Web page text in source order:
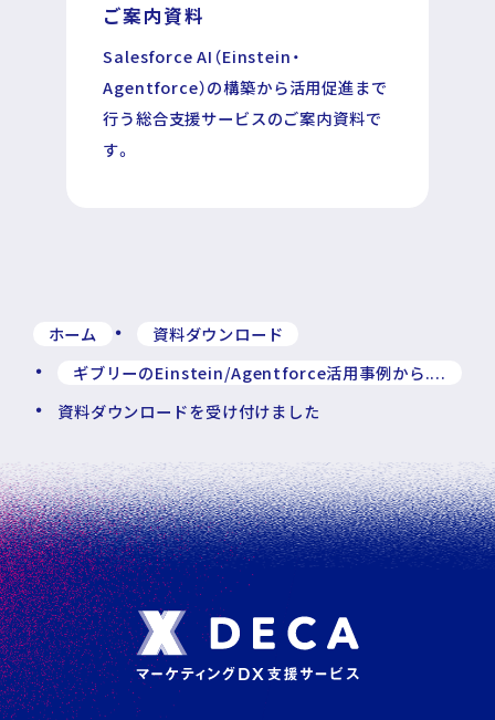
ご案内資料
Salesforce AI（Einstein・
Agentforce）の構築から活用促進まで
行う総合支援サービスのご案内資料で
す。
ホーム
資料ダウンロード
ギブリーのEinstein/Agentforce活用事例から....
資料ダウンロードを受け付けました